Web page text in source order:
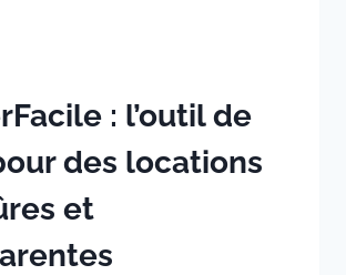
: l’outil de
des locations
et